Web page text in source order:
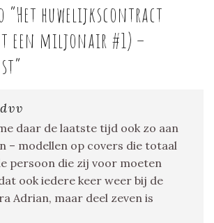
“Het huwelijkscontract
een miljonair #1) –
”
daar de laatste tijd ook zo aan
– modellen op covers die totaal
persoon die zij voor moeten
ook iedere keer weer bij de
Adrian, maar deel zeven is